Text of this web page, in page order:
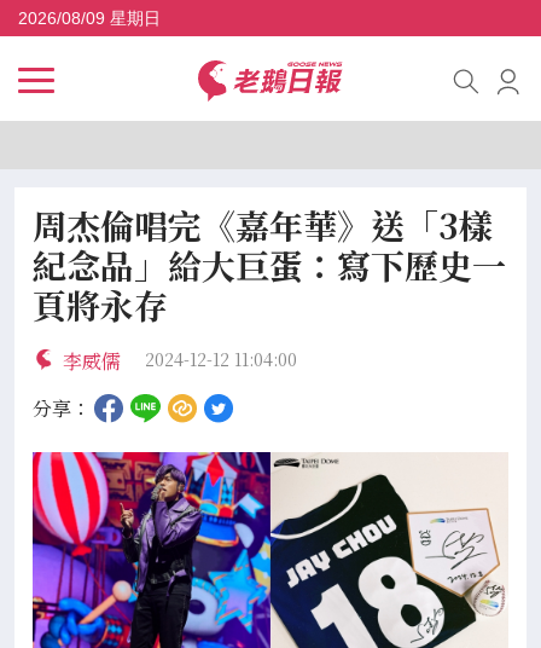
2026/08/09 星期日
周杰倫唱完《嘉年華》送「3樣
紀念品」給大巨蛋：寫下歷史一
頁將永存
李威儒 2024-12-12 11:04:00
分享：